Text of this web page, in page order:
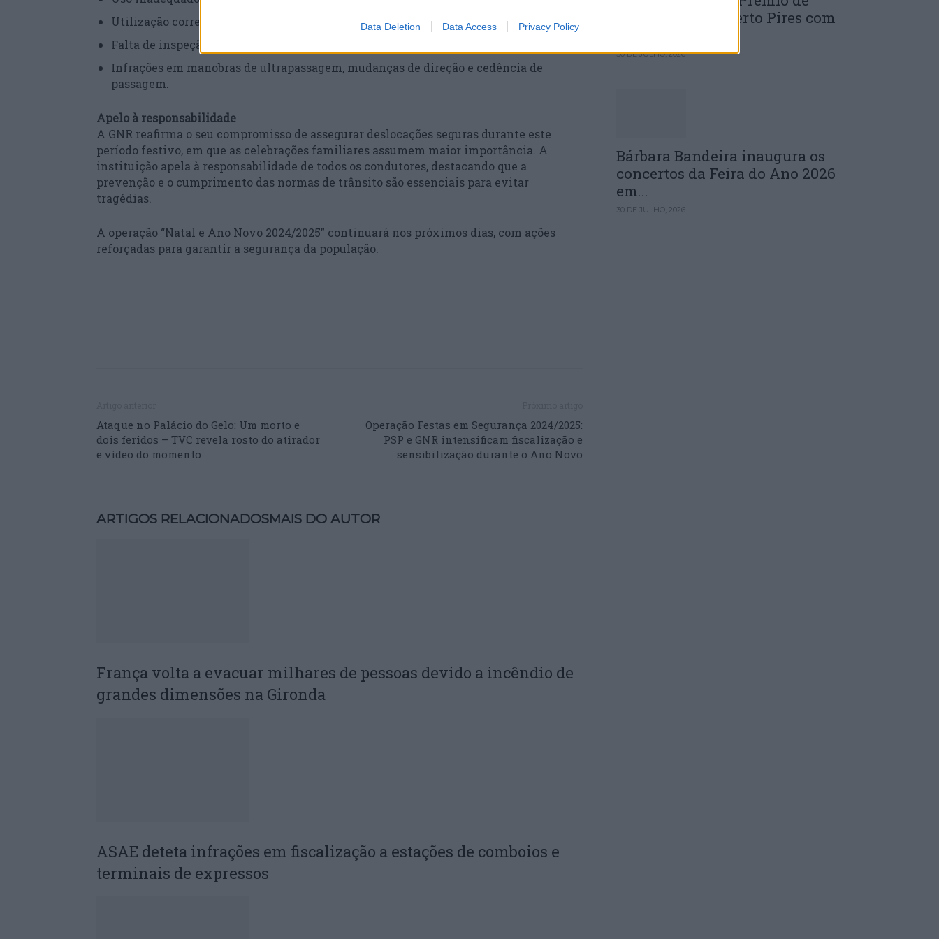
Data Deletion Data Access Privacy Policy
Utilização correta do cinto de segurança e do SRC;
Falta de inspeção periódica obrigatória e de seguro de responsabilidade civil;
Infrações em manobras de ultrapassagem, mudanças de direção e cedência de
passagem.
Apelo à responsabilidade
A GNR reafirma o seu compromisso de assegurar deslocações seguras durante este
período festivo, em que as celebrações familiares assumem maior importância. A
instituição apela à responsabilidade de todos os condutores, destacando que a
prevenção e o cumprimento das normas de trânsito são essenciais para evitar
tragédias.
A operação “Natal e Ano Novo 2024/2025” continuará nos próximos dias, com ações
reforçadas para garantir a segurança da população.
Ataque no Palácio do Gelo: Um morto e
dois feridos – TVC revela rosto do atirador
e vídeo do momento
Operação Festas em Segurança 2024/2025:
PSP e GNR intensificam fiscalização e
sensibilização durante o Ano Novo
ARTIGOS RELACIONADOSMAIS DO AUTOR
França volta a evacuar milhares de pessoas devido a incêndio de
grandes dimensões na Gironda
ASAE deteta infrações em fiscalização a estações de comboios e
terminais de expressos
Inovação J. Norberto Pires com
30 DE JULHO, 2026
Bárbara Bandeira inaugura os
concertos da Feira do Ano 2026
em...
30 DE JULHO, 2026